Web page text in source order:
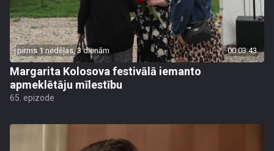
pirms 1 nedēļas, 3 dienām 00:03:43
Margarita Kolosova festivālā iemanto
apmeklētāju mīlestību
65. epizode